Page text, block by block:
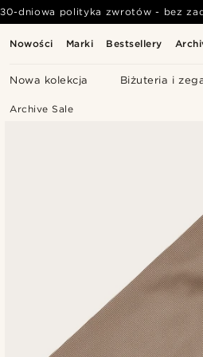
Nowości Marki Bestsellery
Nowa kolekcja Biżuteria i
30-dniowa polityka zwrotów - bez
Archive Sale